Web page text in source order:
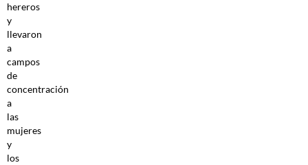
hereros
y
llevaron
a
campos
de
concentración
a
las
mujeres
y
los